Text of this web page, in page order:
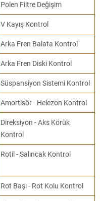
Polen Filtre Değişim
V Kayış Kontrol
Arka Fren Balata Kontrol
Arka Fren Diski Kontrol
Süspansiyon Sistemi Kontrol
Amortisör - Helezon Kontrol
Direksiyon - Aks Körük
Kontrol
Rotil - Salıncak Kontrol
Rot Başı - Rot Kolu Kontrol